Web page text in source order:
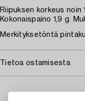
Riipuksen korkeus noin
Kokonaispaino 1,9 g.
Merkityksetöntä
Tietoa ostamisesta